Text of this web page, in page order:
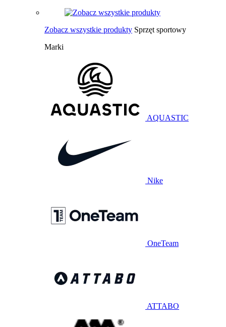
Zobacz wszystkie produkty Sprzęt sportowy
Marki
AQUASTIC
Nike
OneTeam
ATTABO